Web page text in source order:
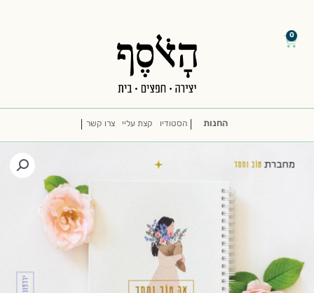
0
עגלת
החנות הסטודיו קצת עליי צרו קשר